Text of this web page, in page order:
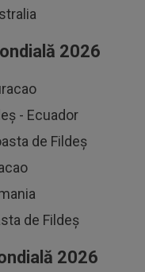
2026
- Ecuador
de Fildeș
de Fildeș
2026